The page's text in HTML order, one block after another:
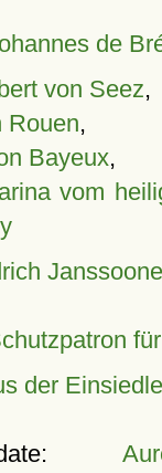
de
von Seez,
Rouen,
Bayeux,
vom
Janssoone
der